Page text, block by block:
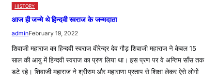
HISTORY
आज ही जन्मे थे हिन्दवी स्वराज के जन्मदाता
adminFebruary 19, 2022
शिवाजी महाराज का हिन्दवी स्वराज वीरेन्द्र देव गौड़ शिवाजी महाराज ने केवल 15
साल की आयु में हिन्दवी स्वराज का प्रण लिया था। इस प्रण पर वे अन्तिम साँस तक
डटे रहे। शिवाजी महाराज ने श्रीराम और महाराणा प्रताप से शिक्षा लेकर ऐसे लोगों